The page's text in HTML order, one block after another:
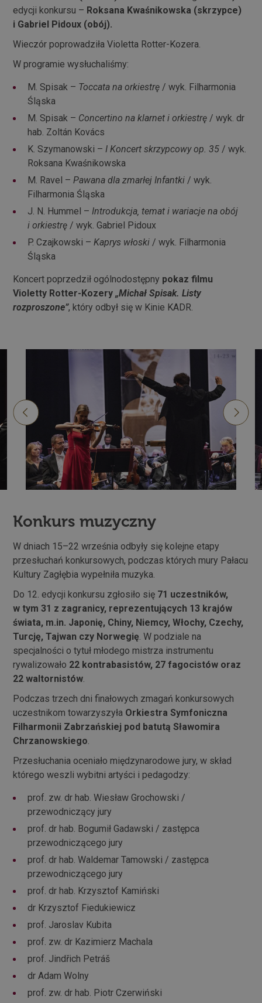
edycji konkursu – Roksana Kwaśnikowska (skrzypce)
i Gabriel Pidoux (obój).
Wieczór poprowadziła Violetta Rotter-Kozera.
W programie wysłuchaliśmy:
M. Spisak – Toccata na orkiestrę / wyk. Filharmonia
Śląska
M. Spisak – Concertino na klarnet i orkiestrę / wyk. dr
hab. Zoltán Kovács
K. Szymanowski –I Koncert skrzypcowy op. 35 / wyk.
Roksana Kwaśnikowska
M. Ravel –Pawana dla zmarłej Infantki / wyk.
Filharmonia Śląska
J. N. Hummel –Introdukcja‚ temat i wariacje na obój
i orkiestrę / wyk. Gabriel Pidoux
P. Czajkowski –Kaprys włoski / wyk. Filharmonia
Śląska
Koncert poprzedził ogólnodostępny pokaz filmu
Violetty Rotter-Kozery„Michał Spisak. Listy
rozproszone”, który odbył się w Kinie KADR.
Konkurs muzyczny
W dniach 15–22 września odbyły się kolejne etapy
przesłuchań konkursowych, podczas których mury Pałacu
Kultury Zagłębia wypełniła muzyka.
Do 12. edycji konkursu zgłosiło się 71 uczestników,
w tym 31 z zagranicy, reprezentujących 13 krajów
świata, m.in. Japonię, Chiny, Niemcy, Włochy, Czechy,
Turcję, Tajwan czy Norwegię. W podziale na
specjalności o tytuł młodego mistrza instrumentu
rywalizowało 22 kontrabasistów, 27 fagocistów oraz
22 waltornistów.
Podczas trzech dni finałowych zmagań konkursowych
uczestnikom towarzyszyła Orkiestra Symfoniczna
Filharmonii Zabrzańskiej pod batutą Sławomira
Chrzanowskiego.
Przesłuchania oceniało międzynarodowe jury, w skład
którego weszli wybitni artyści i pedagodzy:
prof. zw. dr hab. Wiesław Grochowski /
przewodniczący jury
prof. dr hab. Bogumił Gadawski / zastępca
przewodniczącego jury
prof. dr hab. Waldemar Tamowski / zastępca
przewodniczącego jury
prof. dr hab. Krzysztof Kamiński
dr Krzysztof Fiedukiewicz
prof. Jaroslav Kubita
prof. zw. dr Kazimierz Machala
prof. Jindřich Petráš
dr Adam Wolny
prof. zw. dr hab. Piotr Czerwiński